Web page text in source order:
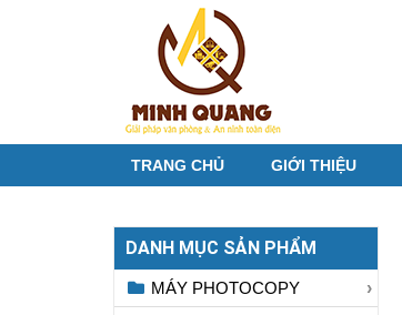
TRANG CHỦ GIỚI THIỆU
DANH MỤC SẢN PHẨM
MÁY PHOTOCOPY